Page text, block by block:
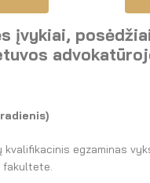
teismas
teisės aktai
atmintinė
įvykiai,
kvalifikacinis egzaminas
fakultete.